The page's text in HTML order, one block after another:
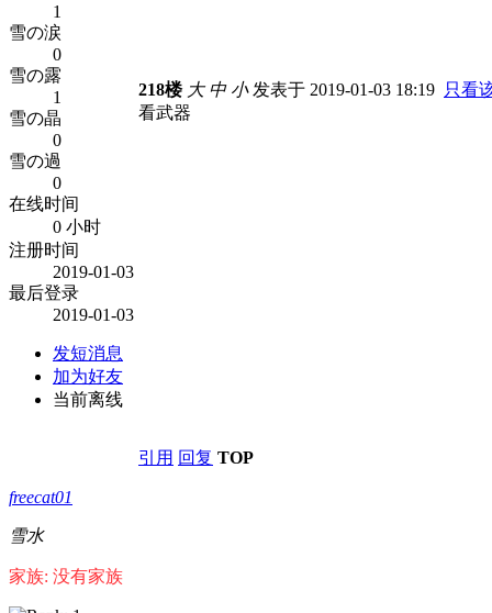
1
雪の涙
0
雪の露
1
雪の晶
0
雪の過
0
在线时间
0 小时
注册时间
2019-01-03
最后登录
2019-01-03
发短消息
加为好友
当前离线
218楼 大 中 小发表于 2019-01-03 18:19 只看
看武器
引用 回复 TOP
freecat01
雪水
家族: 没有家族